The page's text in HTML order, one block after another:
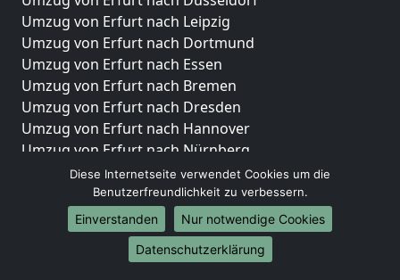
Umzug von Erfurt nach Leipzig
Umzug von Erfurt nach Dortmund
Umzug von Erfurt nach Essen
Umzug von Erfurt nach Bremen
Umzug von Erfurt nach Dresden
Umzug von Erfurt nach Hannover
Umzug von Erfurt nach Nürnberg
Umzug von Erfurt nach Duisburg
Umzug von Erfurt nach Bochum
Umzug von Erfurt nach Wuppertal
Umzug von Erfurt nach Bielefeld
Umzug von Erfurt nach Bonn
Diese Internetseite verwendet Cookies um die
Benutzerfreundlichkeit zu verbessern.
Einverstanden
Nur notwendige Cookies
Datenschutzerklärung